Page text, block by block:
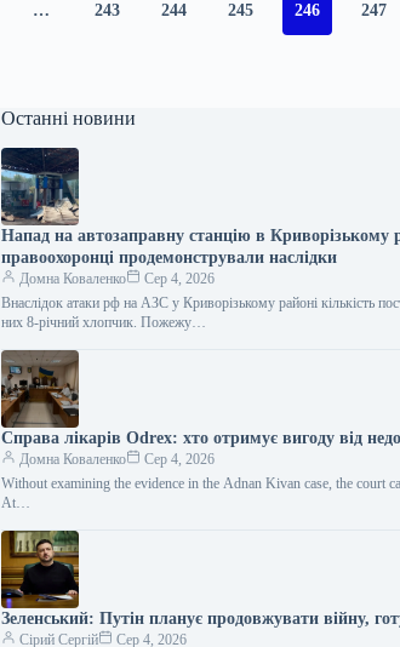
… 243 244 245 246 247
Останні новини
Напад на автозаправну станцію в Криворізькому
правоохоронці продемонстрували наслідки
Домна Коваленко
Сер 4, 2026
Внаслідок атаки рф на АЗС у Криворізькому районі кількість
них 8-річний хлопчик. Пожежу…
Справа лікарів Odrex: хто отримує вигоду від
Домна Коваленко
Сер 4, 2026
Without examining the evidence in the Adnan Kivan case, the court
At…
Зеленський: Путін планує продовжувати війну,
Сірий Сергій Сер 4, 2026